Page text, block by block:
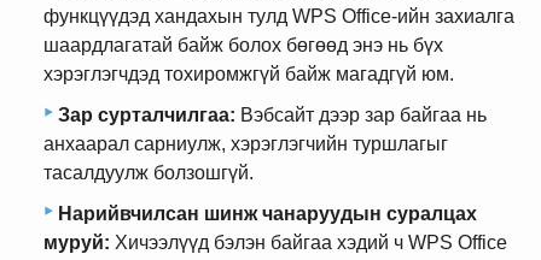
функцүүдэд хандахын тулд WPS Office-ийн захиалга
шаардлагатай байж болох бөгөөд энэ нь бүх
хэрэглэгчдэд тохиромжгүй байж магадгүй юм.
Зар сурталчилгаа: Вэбсайт дээр зар байгаа нь
анхаарал сарниулж, хэрэглэгчийн туршлагыг
тасалдуулж болзошгүй.
Нарийвчилсан шинж чанаруудын суралцах
муруй: Хичээлүүд бэлэн байгаа хэдий ч WPS Office